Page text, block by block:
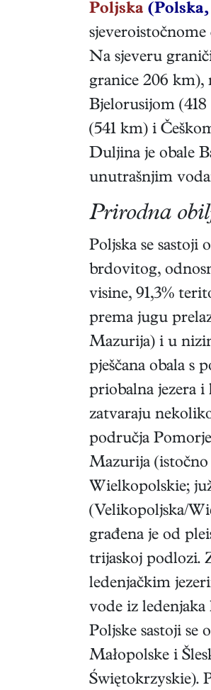
Poljska
Na sjeveru
granice 206 km),
Bjelorusijom
(541 km) i
Duljina je obale
unutrašnjim
Prirodna
Poljska se sastoji
brdovitog,
visine, 91,3%
prema jugu
Mazurija) i u
pješčana obala s
priobalna jezera
zatvaraju
područja
Mazurija (istočno
Wielkopolskie;
(Velikopoljska/
građena je od
trijaskoj podlozi.
ledenjačkim
vode iz
Poljske sastoji
Małopolske i
Świętokrzyskie).